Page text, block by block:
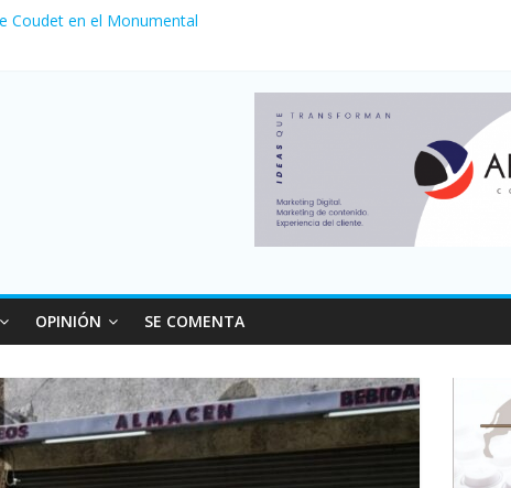
Coudet en el Monumental
movimiento y consumo turístico: 4,6 millones de personas viajaron
usados en julio: bajó un 12,6% interanual
OPINIÓN SE COMENTA